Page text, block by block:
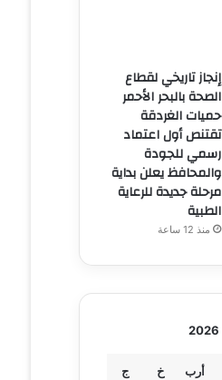
إنجاز تاريخي لقطاع
الصحة بالبحر الأحمر
حميات الغردقة
تقتنص أول اعتماد
رسمي للجودة
والمحافظ يعلن بداية
مرحلة جديدة للرعاية
الطبية
منذ 12 ساعة
أرب خ ج